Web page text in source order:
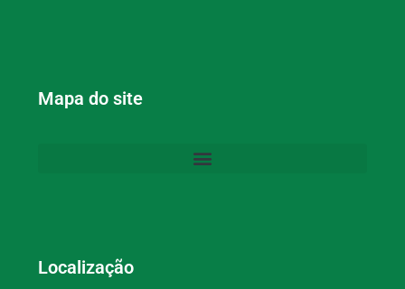
Mapa do site
Localização